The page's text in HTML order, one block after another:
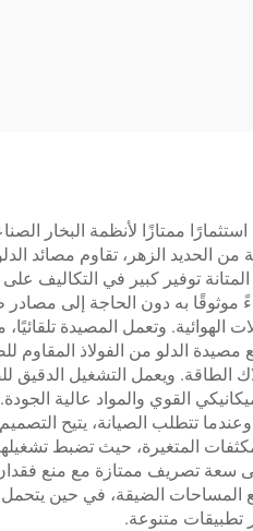
ممتازًا لأنظمة البخار
الزهر، تقاوم مصائد
المتانة توفير كبير في
موثوقًا به دون الحاجة إلى
وتعمل المصيدة
الدلو من الفولاذ المقاوم
ويعمل التشغيل الدقيق
القوي والمواد عالية
تتطلب الصيانة، يتيح
المتغيرة، حيث تضبط
سعة تصريف ممتازة مع منع فقدان
المساحات الضيقة، في حين
تطبيقات متنوعة.